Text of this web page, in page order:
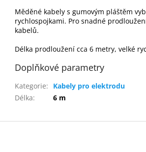
Měděné kabely s gumovým pláštěm
rychlospojkami. Pro snadné
kabelů.
Délka prodloužení cca 6 metry, velké
Doplňkové parametry
Kategorie:
Kabely pro elektrodu
Délka: 6 m
Z